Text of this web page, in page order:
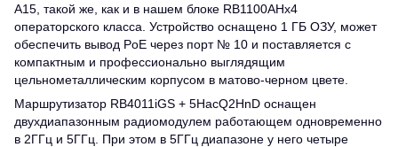
A15, такой же, как и в нашем блоке RB1100AHx4
операторского класса. Устройство оснащено 1 ГБ ОЗУ, может
обеспечить вывод PoE через порт № 10 и поставляется с
компактным и профессионально выглядящим
цельнометаллическим корпусом в матово-черном цвете.
Маршрутизатор RB4011iGS + 5HacQ2HnD оснащен
двухдиапазонным радиомодулем работающем одновременно
в 2ГГц и 5ГГц. При этом в 5ГГц диапазоне у него четыре